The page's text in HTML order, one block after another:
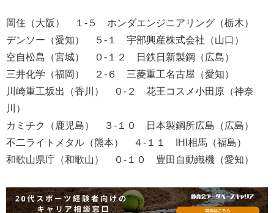
岡住（大阪） １-５ ホンダエンジニアリング（栃木）
デンソー（愛知） ５-１ 宇部興産株式会社（山口）
空自松島（宮城） ０-１２ 日鉄日新製鋼（広島）
三井化学（福岡） ２-６ 三菱重工名古屋（愛知）
川崎重工坂出（香川） ０-２ 花王コスメ小田原（神奈
川）
カミチク（鹿児島） ３-１０ 日本製鋼所広島（広島）
不二ライトメタル（熊本） ４-１１ IHI相馬（福島）
和歌山県庁（和歌山） ０-１０ 豊田自動織機（愛知）